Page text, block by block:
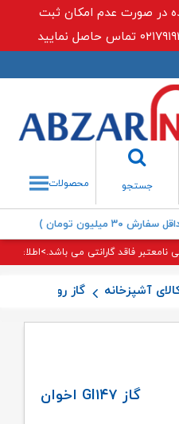
در صورت عدم امکان ثبت
جستجو
جستجو محصولات
میلیون تومان )
نامعتبر فاقد گارانتی می باشد.>اطلاعات
آشپزخانه گاز رومیزی
گاز GI۱۴۷ اخوان